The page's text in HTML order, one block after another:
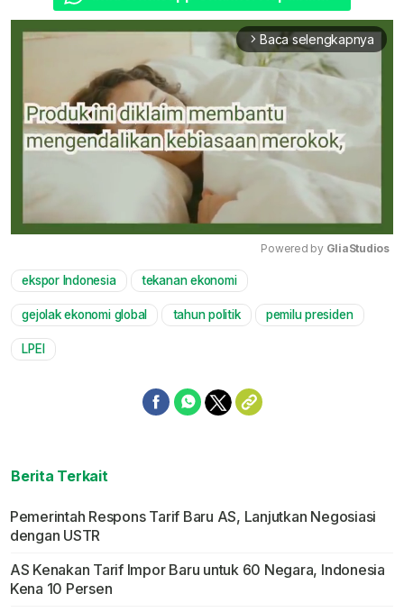
arrow_forward_ios Baca selengkapnya
Powered by GliaStudios
ekspor Indonesia tekanan ekonomi
gejolak ekonomi global tahun politik pemilu presiden
LPEI
Berita Terkait
Pemerintah Respons Tarif Baru AS, Lanjutkan Negosiasi
dengan USTR
AS Kenakan Tarif Impor Baru untuk 60 Negara, Indonesia
Kena 10 Persen